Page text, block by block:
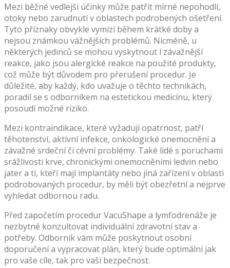
Mezi běžné vedlejší účinky může patřit mírné nepohodlí,
otoky nebo zarudnutí v oblastech podrobených ošetření.
Tyto příznaky obvykle vymizí během krátké doby a
nejsou známkou vážnějších problémů. Nicméně, u
některých jedinců se mohou vyskytnout i závažnější
reakce, jako jsou alergické reakce na použité produkty,
což může být důvodem pro přerušení procedur. Je
důležité, aby každý, kdo uvažuje o těchto technikách,
poradil se s odborníkem na estetickou medicínu, který
posoudí možné riziko.
Mezi kontraindikace, které vyžadují opatrnost, patří
těhotenství, aktivní infekce, onkologické onemocnění a
závažné srdeční či cévní problémy. Také lidé s poruchami
srážlivosti krve, chronickými onemocněními ledvin nebo
jater a ti, kteří mají implantáty nebo jiná zařízení v oblasti
podrobovaných procedur, by měli být obezřetní a nejprve
vyhledat odbornou radu.
Před započetím procedur VacuShape a lymfodrenáže je
nezbytné konzultovat individuální zdravotní stav a
potřeby. Odborník vám může poskytnout osobní
doporučení a vypracovat plán, který bude optimální jak
pro vaše cíle, tak pro vaši bezpečnost.